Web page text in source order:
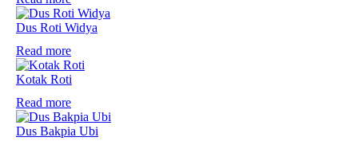
Dus Roti Widya
Read more
Kotak Roti
Read more
Dus Bakpia Ubi